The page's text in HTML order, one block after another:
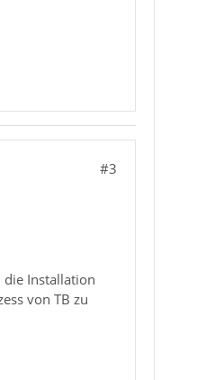
#3
die Installation
von TB zu